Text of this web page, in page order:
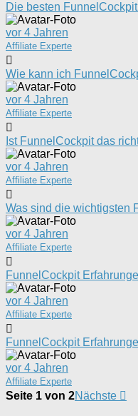
Die besten
vor 4 Jahren
Affiliate Experte
Wie kann ich
vor 4 Jahren
Affiliate Experte
Ist FunnelCockpit das
vor 4 Jahren
Affiliate Experte
Was sind die wichtigsten
vor 4 Jahren
Affiliate Experte
FunnelCockpit
vor 4 Jahren
Affiliate Experte
FunnelCockpit
vor 4 Jahren
Affiliate Experte
Seite 1 von 2Nächste